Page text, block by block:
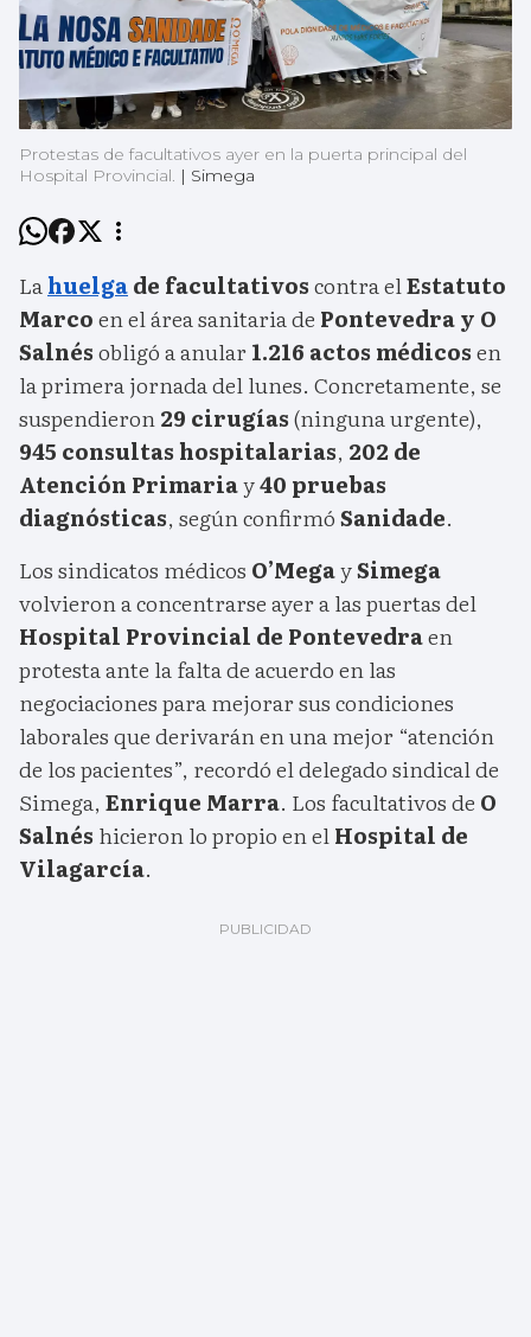
Protestas de facultativos ayer en la puerta principal del
Hospital Provincial. | Simega
Lahuelgade facultativoscontra elEstatuto
Marcoen el área sanitaria de Pontevedra y O
Salnésobligó a anular1.216 actos médicosen
la primera jornada del lunes. Concretamente, se
suspendieron29 cirugías(ninguna urgente),
945 consultas hospitalarias, 202 de
Atención Primariay40 pruebas
diagnósticas, según confirmóSanidade.
Los sindicatos médicos O’MegaySimega
volvieron a concentrarse ayer a las puertas del
Hospital Provincial de Pontevedraen
protesta ante la falta de acuerdo en las
negociaciones para mejorar sus condiciones
laborales que derivarán en una mejor “atención
de los pacientes”, recordó el delegado sindical de
Simega, Enrique Marra. Los facultativos de O
Salnés hicieron lo propio en elHospital de
Vilagarcía.